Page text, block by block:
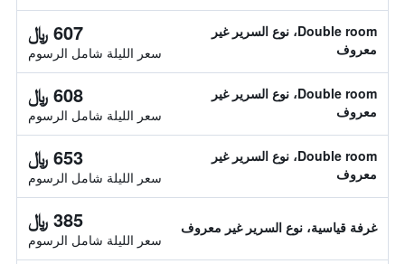
Double room، نوع السرير غير
معروف
607 ﷼
سعر الليلة شامل الرسوم
Double room، نوع السرير غير
معروف
608 ﷼
سعر الليلة شامل الرسوم
Double room، نوع السرير غير
معروف
653 ﷼
سعر الليلة شامل الرسوم
غرفة قياسية، نوع السرير غير معروف 385 ﷼
سعر الليلة شامل الرسوم